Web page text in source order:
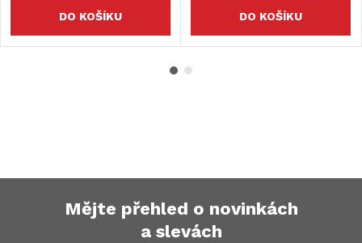
DO KOŠÍKU DO KOŠÍKU
Mějte přehled o novinkách
a slevách